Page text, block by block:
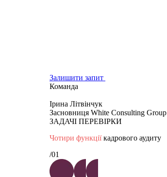
Залишити запит
Команда
Ірина Літвінчук
Засновниця White Consulting Group
ЗАДАЧІ ПЕРЕВІРКИ
Чотири функціїкадрового аудиту
/01